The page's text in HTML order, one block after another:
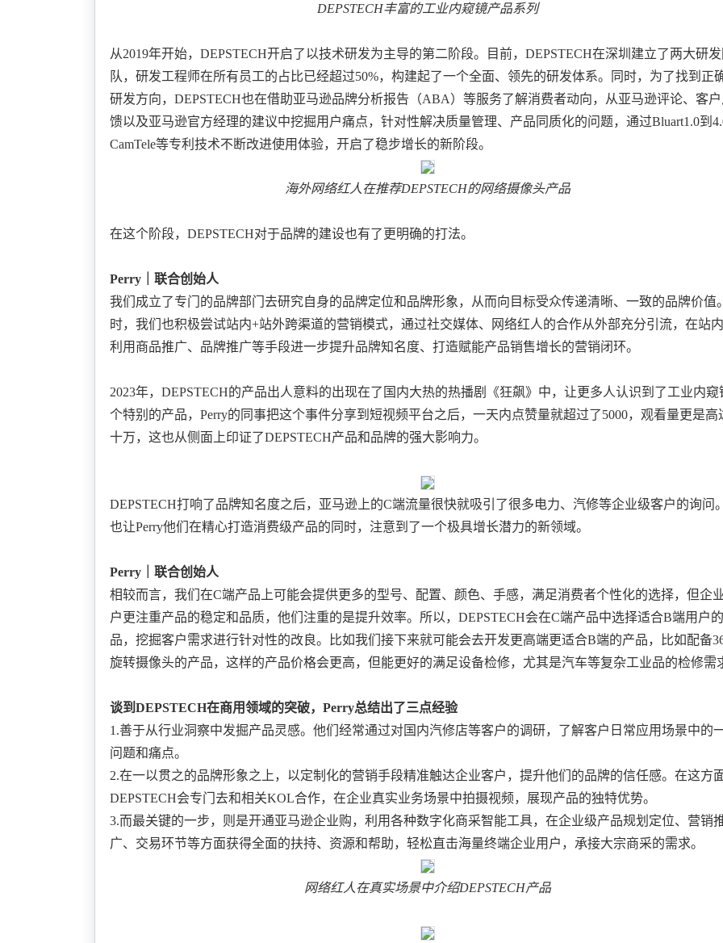
DEPSTECH丰富的工业内窥镜产品系列
从2019年开始，DEPSTECH开启了以技术研发为主导的第二阶段。目前， DEPSTECH在深圳建立了两大研发
队，研发工程师在所有员工的占比已经超过50%，构建起了一个全面、领先的研发体系。同时，为了找到正
研发方向，DEPSTECH也在借助亚马逊品牌分析报告（ABA）等服务了解消费者动向，从亚马逊评论、客户
馈以及亚马逊官方经理的建议中挖掘用户痛点，针对性解决质量管理、产品同质化的问题，通过Bluart1.0到
CamTele等专利技术不断改进使用体验，开启了稳步增长的新阶段。
海外网络红人在推荐DEPSTECH的网络摄像头产品
在这个阶段， DEPSTECH对于品牌的建设也有了更明确的打法。
Perry｜联合创始人
我们成立了专门的品牌部门去研究自身的品牌定位和品牌形象 ，从而向目标受众传递清晰、一致的品牌价值
时，我们也积极尝试站内+站外跨渠道的营销模式，通过社交媒体、网络红人的合作从外部充分引流，在站内
利用商品推广、品牌推广等手段进一步提升品牌知名度、打造赋能产品销售增长的营销闭环。
2023年，DEPSTECH的产品出人意料的出现在了国内大热的热播剧 《狂飙》 中，让更多人认识到了工业内窥
个特别的产品， Perry的同事把这个事件分享到短视频平台之后，一天内点赞量就超过了5000，观看量更是高
十万，这也从侧面上印证了DEPSTECH产品和品牌的强大影响力。
DEPSTECH打响了品牌知名度之后，亚马逊上的C端流量很快就吸引了很多电力、汽修等企业级客户的询问
也让Perry他们在精心打造消费级产品的同时，注意到了一个极具增长潜力的新领域。
Perry｜联合创始人
相较而言，我们在C端产品上可能会提供更多的型号、配置、颜色、手感，满足消费者个性化的选择，但企
户更注重产品的稳定和品质，他们注重的是提升效率。所以， DEPSTECH会在C端产品中选择适合B端用户
品，挖掘客户需求进行针对性的改良。比如我们接下来就可能会去开发更高端更适合B端的产品，比如配备
旋转摄像头的产品，这样的产品价格会更高，但能更好的满足设备检修，尤其是汽车等复杂工业品的检修需
谈到 DEPSTECH在商用领域的突破， Perry总结出了三点经验
1 .善于从行业洞察中发掘产品灵感。他们经常通过对国内汽修店等客户的调研，了解客户日常应用场景中的
问题和痛点。
2.在一以贯之的品牌形象之上， 以定制化的营销手段精准触达企业客户 ，提升他们的品牌的信任感。在这方面
DEPSTECH会专门去和相关KOL合作，在企业真实业务场景中拍摄视频，展现产品的独特优势。
3.而最关键的一步，则是开通亚马逊企业购，利用各种数字化商采智能工具，在企业级产品规划定位、营销
广、交易环节等方面获得全面的扶持、资源和帮助， 轻松直击海量终端企业用户，承接大宗商采的需求。
网络红人在真实场景中介绍DEPSTECH产品